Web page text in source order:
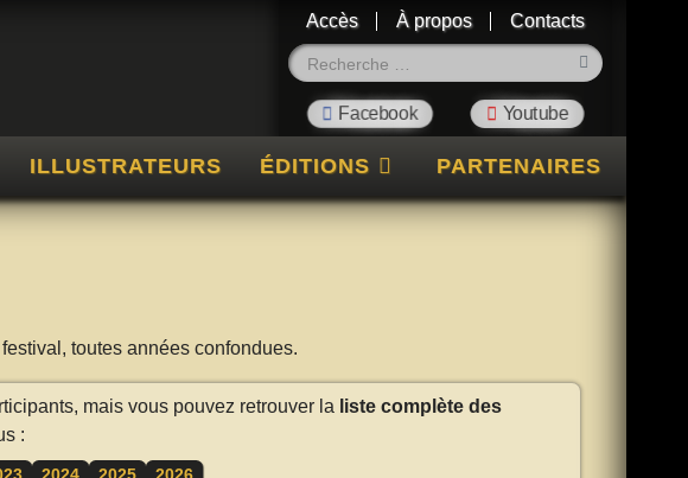
Accès À propos
Contacts
ILLUSTRATEURS ÉDITIONS PARTENAIRES
toutes années confondues.
mais vous pouvez retrouver la liste complète des
: